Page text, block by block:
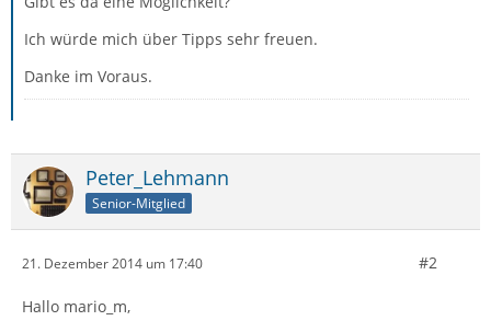
Ich würde mich über Tipps sehr freuen.
Danke im Voraus.
Peter_Lehmann
Senior-Mitglied
21. Dezember 2014 um 17:40 #2
Hallo mario_m,